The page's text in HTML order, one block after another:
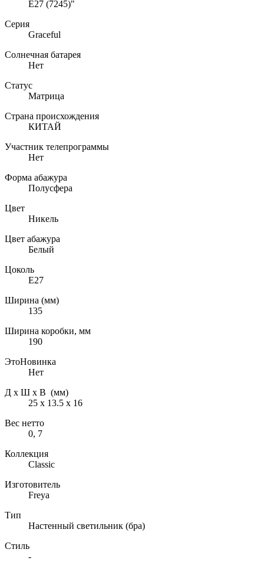
E27 (7245)"
Серия
Graceful
Солнечная батарея
Нет
Статус
Матрица
Страна происхождения
КИТАЙ
Участник телепрограммы
Нет
Форма абажура
Полусфера
Цвет
Никель
Цвет абажура
Белый
Цоколь
E27
Ширина (мм)
135
Ширина коробки, мм
190
ЭтоНовинка
Нет
Д х Ш х В (мм)
25 х 13.5 х 16
Вес нетто
0, 7
Коллекция
Classic
Изготовитель
Freya
Тип
Настенный светильник (бра)
Стиль
-